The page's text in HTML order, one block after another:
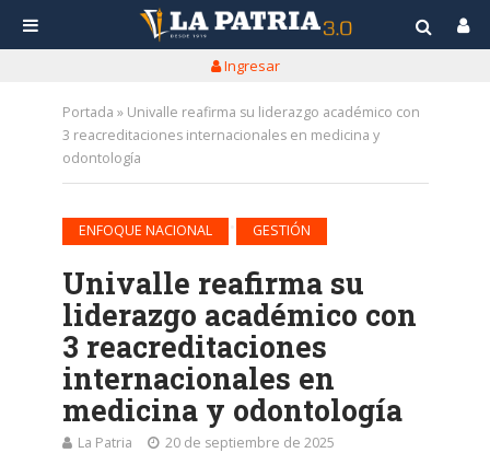
Ingresar
Portada » Univalle reafirma su liderazgo académico con
3 reacreditaciones internacionales en medicina y
odontología
ENFOQUE NACIONAL GESTIÓN
Univalle reafirma su
liderazgo académico con
3 reacreditaciones
internacionales en
medicina y odontología
La Patria
20 de septiembre de 2025